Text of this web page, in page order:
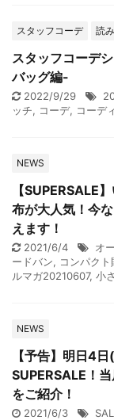
スタッフコーデ 読
スタッフコーデ
バッグ編-
2022/9/29
ッチ, コーデ, コーデ
NEWS
【SUPERSALE
布が大人気！今
えます！
2021/6/4 オ
ードバン, コンパクト
ルマガ20210607, 小
NEWS
【予告】明日4
SUPERSALE！
をご紹介！
2021/6/3